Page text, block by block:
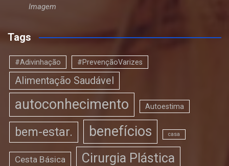
Imagem
Tags
#Adivinhação #PrevençãoVarizes
Alimentação Saudável
autoconhecimento Autoestima
bem-estar. benefícios casa
Cesta Básica Cirurgia Plástica